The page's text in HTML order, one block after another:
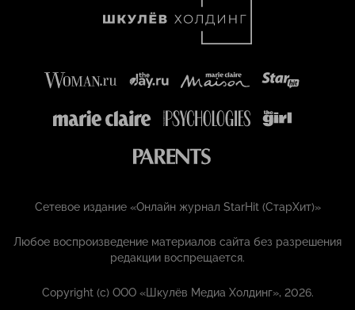
Сетевое издание «Онлайн журнал StarHit (СтарХит)»
Любое воспроизведение материалов сайта без разрешения
редакции воспрещается.
Copyright (с) ООО «Шкулёв Медиа Холдинг», 2026.